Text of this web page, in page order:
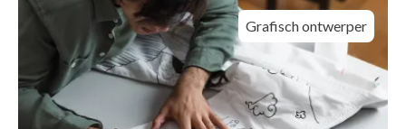
Grafisch ontwerper